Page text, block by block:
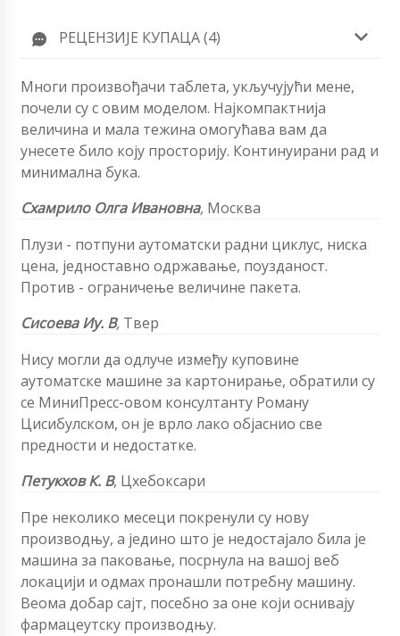
РЕЦЕНЗИЈЕ КУПАЦА (4)
Многи произвођачи таблета, укључујући мене,
почели су с овим моделом. Најкомпактнија
величина и мала тежина омогућава вам да
унесете било коју просторију. Континуирани рад и
минимална бука.
Схамрило Олга Ивановна, Москва
Плузи - потпуни аутоматски радни циклус, ниска
цена, једноставно одржавање, поузданост.
Против - ограничење величине пакета.
Сисоева Иу. В, Твер
Нису могли да одлуче између куповине
аутоматске машине за картонирање, обратили су
се МиниПресс-овом консултанту Роману
Цисибулском, он је врло лако објаснио све
предности и недостатке.
Петукхов К. В, Цхебоксари
Пре неколико месеци покренули су нову
производњу, а једино што је недостајало била је
машина за паковање, посрнула на вашој веб
локацији и одмах пронашли потребну машину.
Веома добар сајт, посебно за оне који оснивају
фармацеутску производњу.